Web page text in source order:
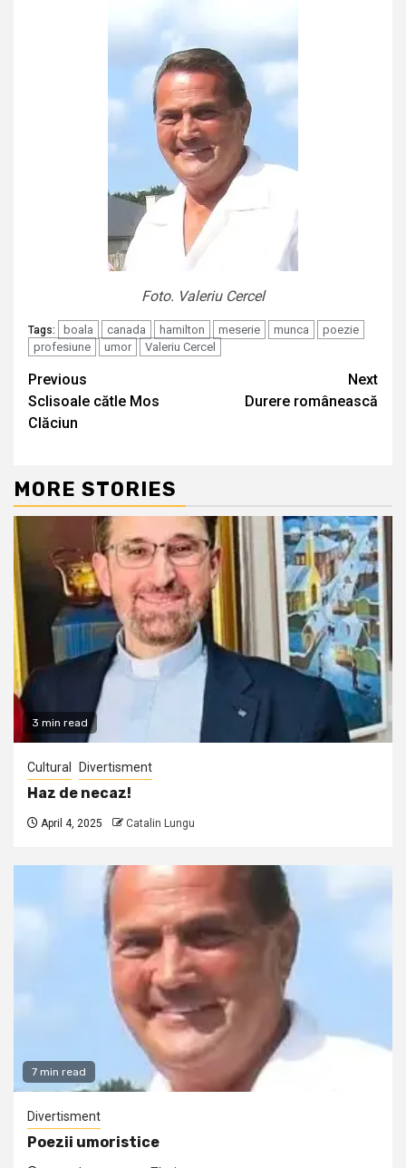
Foto. Valeriu Cercel
Tags: boala canada hamilton meserie munca
poezie
profesiune
umor Valeriu Cercel
Continue
Reading
Previous
Sclisoale cătle Mos
Clăciun
Next
Durere românească
MORE STORIES
3 min read
Cultural Divertisment
Haz de necaz!
April 4, 2025 Catalin Lungu
7 min read
Divertisment
Poezii umoristice